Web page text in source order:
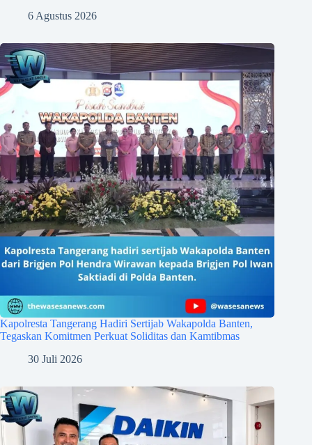
6 Agustus 2026
Kapolresta Tangerang Hadiri Sertijab Wakapolda Banten,
Tegaskan Komitmen Perkuat Soliditas dan Kamtibmas
30 Juli 2026